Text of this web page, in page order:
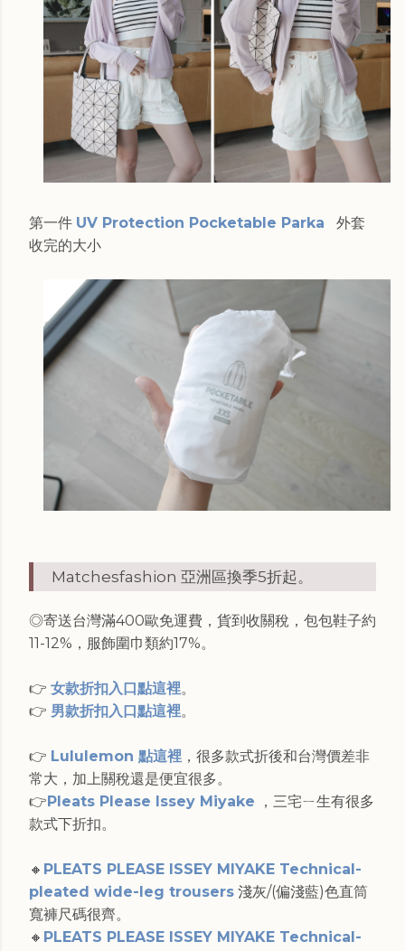
第一件 UV Protection Pocketable Parka
外套
收完的大小
Matchesfashion 亞洲區換季5折起。
◎寄送台灣滿400歐免運費，貨到收關稅，包包鞋子約
11-12%，服飾圍巾類約17%。
👉 女款折扣入口點這裡。
👉 男款折扣入口點這裡。
👉 Lululemon 點這裡 ，很多款式折後和台灣價差非
常大，加上關稅還是便宜很多。
👉 Pleats Please Issey Miyake ，三宅ㄧ生有很多
款式下折扣。
🔸 PLEATS PLEASE ISSEY MIYAKE Technical-
pleated wide-leg trousers 淺灰/(偏淺藍)色直筒
寬褲尺碼很齊。
🔸 PLEATS PLEASE ISSEY MIYAKE Technical-